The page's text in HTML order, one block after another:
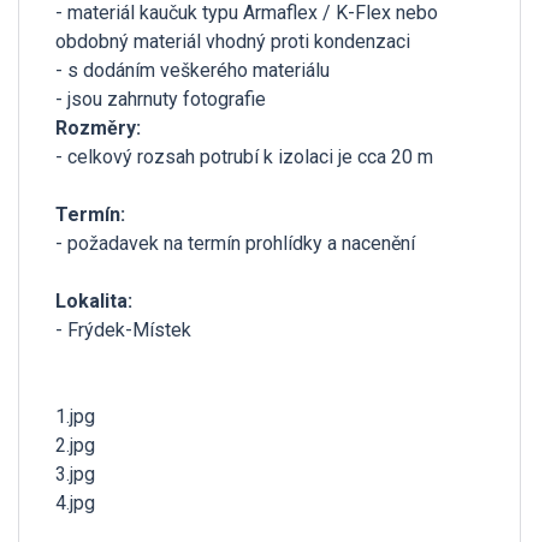
- materiál kaučuk typu Armaflex / K-Flex nebo
obdobný materiál vhodný proti kondenzaci
- s dodáním veškerého materiálu
- jsou zahrnuty fotografie
Rozměry:
- celkový rozsah potrubí k izolaci je cca 20 m
Termín:
- požadavek na termín prohlídky a nacenění
Lokalita:
- Frýdek-Místek
1.jpg
2.jpg
3.jpg
4.jpg